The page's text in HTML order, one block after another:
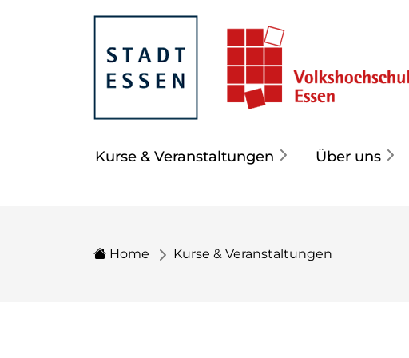
Kurse & Veranstaltungen Über uns
Home Kurse & Veranstaltungen